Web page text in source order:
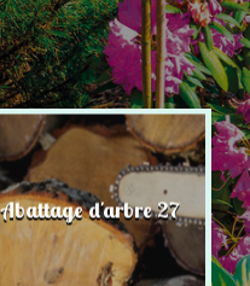
Abattage d'arbre 27